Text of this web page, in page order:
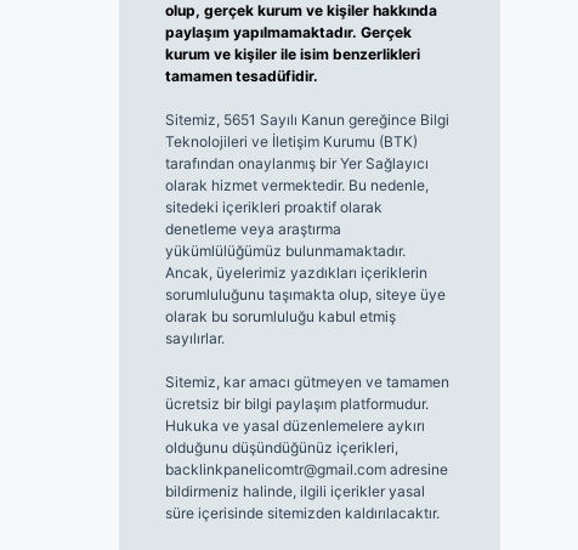
olup, gerçek kurum ve kişiler hakkında
paylaşım yapılmamaktadır. Gerçek
kurum ve kişiler ile isim benzerlikleri
tamamen tesadüfidir.
Sitemiz, 5651 Sayılı Kanun gereğince Bilgi
Teknolojileri ve İletişim Kurumu (BTK)
tarafından onaylanmış bir Yer Sağlayıcı
olarak hizmet vermektedir. Bu nedenle,
sitedeki içerikleri proaktif olarak
denetleme veya araştırma
yükümlülüğümüz bulunmamaktadır.
Ancak, üyelerimiz yazdıkları içeriklerin
sorumluluğunu taşımakta olup, siteye üye
olarak bu sorumluluğu kabul etmiş
sayılırlar.
Sitemiz, kar amacı gütmeyen ve tamamen
ücretsiz bir bilgi paylaşım platformudur.
Hukuka ve yasal düzenlemelere aykırı
olduğunu düşündüğünüz içerikleri,
backlinkpanelicomtr@gmail.comadresine
bildirmeniz halinde, ilgili içerikler yasal
süre içerisinde sitemizden kaldırılacaktır.